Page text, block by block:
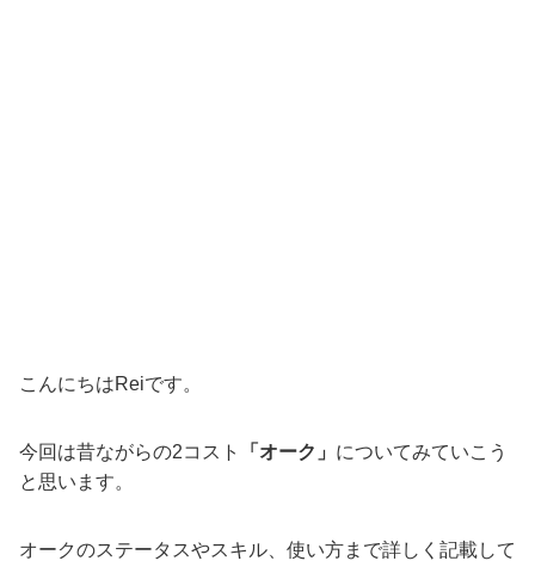
こんにちはReiです。
今回は昔ながらの2コスト 「オーク」 についてみていこう
と思います。
オークのステータスやスキル、使い方まで詳しく記載して